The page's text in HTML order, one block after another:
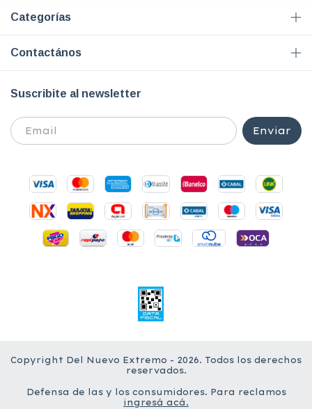
Categorías
Contactános
Suscribite al newsletter
Copyright Del Nuevo Extremo - 2026. Todos los derechos
reservados.
Defensa de las y los consumidores. Para reclamos
ingresá acá.